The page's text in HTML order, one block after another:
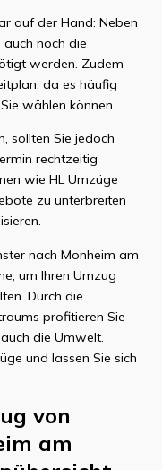
auf der Hand: Neben
auch noch die
werden. Zudem
da es häufig
wählen können.
sollten Sie jedoch
rechtzeitig
wie HL Umzüge
zu unterbreiten
nach Monheim am
um Ihren Umzug
Durch die
profitieren Sie
die Umwelt.
und lassen Sie sich
von
am